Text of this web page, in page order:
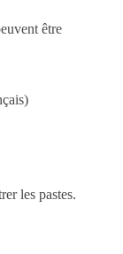
être
les pastes.